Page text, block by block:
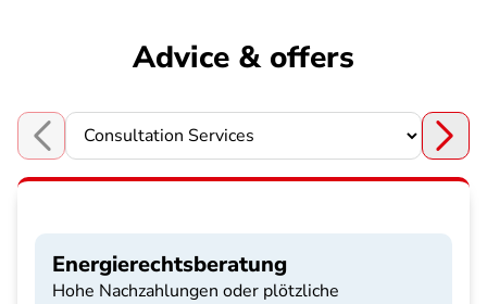
Advice & offers
Choose a section
Energierechtsberatung
Hohe Nachzahlungen oder plötzliche